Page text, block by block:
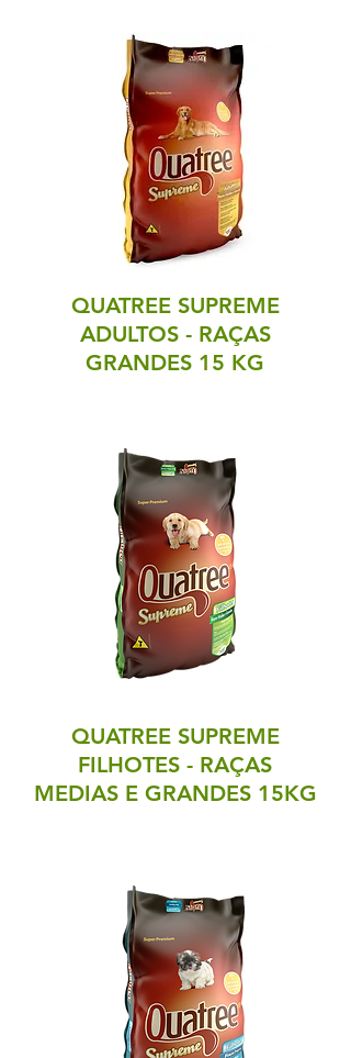
QUATREE SUPREME
ADULTOS - RAÇAS
GRANDES 15 KG
QUATREE SUPREME
FILHOTES - RAÇAS
MEDIAS E GRANDES 15KG